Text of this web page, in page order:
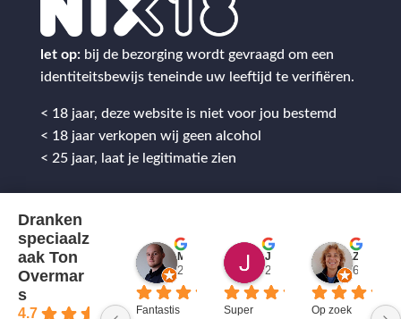
let op: bij de bezorging wordt gevraagd om een
identiteitsbewijs teneinde uw leeftijd te verifiëren.
< 18 jaar, deze website is niet voor jou bestemd
< 18 jaar verkopen wij geen alcohol
< 25 jaar, laat je legitimatie zien
Dranken
speciaalz
aak Ton
Overmar
s
4.7
2 jaar geleden
Fantastis
2 jaar geleden
Super
6 jaar
Op zoek